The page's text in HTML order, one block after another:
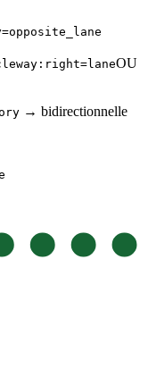
OU
→ bidirectionnelle